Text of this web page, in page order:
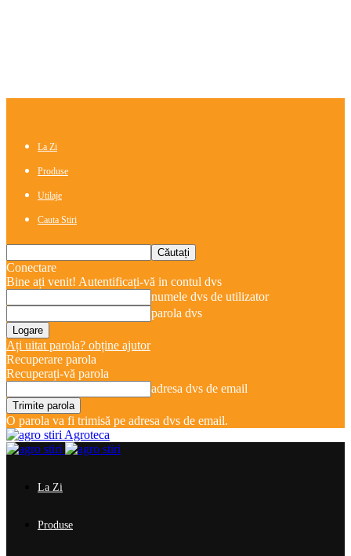
La Zi
Produse
Utilaje
Cauta Stiri
Conectare
Bine ați venit! Autentificați-vă in contul dvs
numele dvs de utilizator
parola dvs
Ați uitat parola? obține ajutor
Recuperare parola
Recuperați-vă parola
adresa dvs de email
O parola va fi trimisă pe adresa dvs de email.
Agroteca
La Zi
Produse